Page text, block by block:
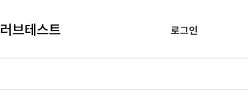
러브테스트 로그인